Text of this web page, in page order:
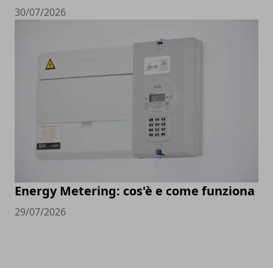
30/07/2026
Energy Metering: cos'è e come funziona
29/07/2026